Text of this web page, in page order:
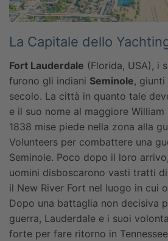
La Capitale dello
Fort Lauderdale (Florida, USA), i
furono gli indiani Seminole, giunti
secolo. La città in quanto tale
e il suo nome al maggiore William
1838 mise piede nella zona alla
Volunteers per combattere una
Seminole. Poco dopo il loro
uomini disboscarono vasti tratti
il New River Fort nel luogo in cui
Dopo una battaglia non decisiva
guerra, Lauderdale e i suoi
forte per fare ritorno in